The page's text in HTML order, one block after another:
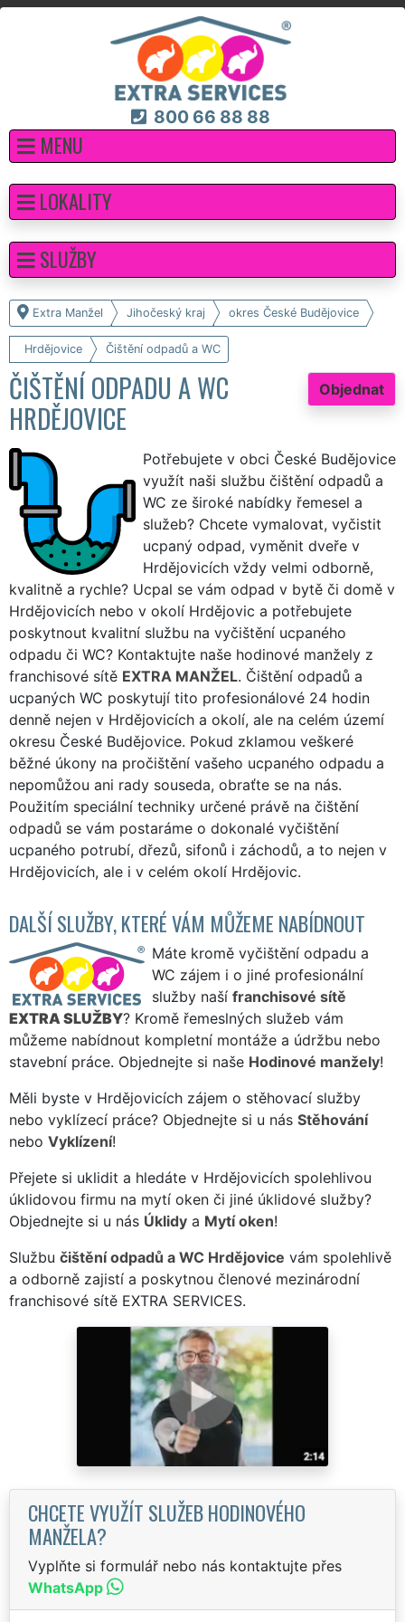
800 66 88 88
MENU
Extra Manžel Jihočeský kraj okres České Budějovice
Hrdějovice Čištění odpadů a WC
Objednat
ČIŠTĚNÍ ODPADU A WC
HRDĚJOVICE
Potřebujete v obci České Budějovice
využít naši službu čištění odpadů a
WC ze široké nabídky řemesel a
služeb? Chcete vymalovat, vyčistit
ucpaný odpad, vyměnit dveře v
Hrdějovicích vždy velmi odborně,
kvalitně a rychle? Ucpal se vám odpad v bytě či domě v
Hrdějovicích nebo v okolí Hrdějovic a potřebujete
poskytnout kvalitní službu na vyčištění ucpaného
odpadu či WC? Kontaktujte naše hodinové manžely z
franchisové sítě EXTRA MANŽEL. Čištění odpadů a
ucpaných WC poskytují tito profesionálové 24 hodin
denně nejen v Hrdějovicích a okolí, ale na celém území
okresu České Budějovice. Pokud zklamou veškeré
běžné úkony na pročištění vašeho ucpaného odpadu a
nepomůžou ani rady souseda, obraťte se na nás.
Použitím speciální techniky určené právě na čištění
odpadů se vám postaráme o dokonalé vyčištění
ucpaného potrubí, dřezů, sifonů i záchodů, a to nejen v
Hrdějovicích, ale i v celém okolí Hrdějovic.
DALŠÍ SLUŽBY, KTERÉ VÁM MŮŽEME NABÍDNOUT
Máte kromě vyčištění odpadu a
WC zájem i o jiné profesionální
služby naší franchisové sítě
EXTRA SLUŽBY? Kromě řemeslných služeb vám
můžeme nabídnout kompletní montáže a údržbu nebo
stavební práce. Objednejte si naše Hodinové manžely!
Měli byste v Hrdějovicích zájem o stěhovací služby
nebo vyklízecí práce? Objednejte si u nás Stěhování
nebo Vyklízení!
Přejete si uklidit a hledáte v Hrdějovicích spolehlivou
úklidovou firmu na mytí oken či jiné úklidové služby?
Objednejte si u nás Úklidy a Mytí oken!
Službu čištění odpadů a WC Hrdějovice vám spolehlivě
a odborně zajistí a poskytnou členové mezinárodní
franchisové sítě EXTRA SERVICES.
CHCETE VYUŽÍT SLUŽEB HODINOVÉHO
MANŽELA?
Vyplňte si formulář nebo nás kontaktujte přes
WhatsApp
LOKALITY
SLUŽBY